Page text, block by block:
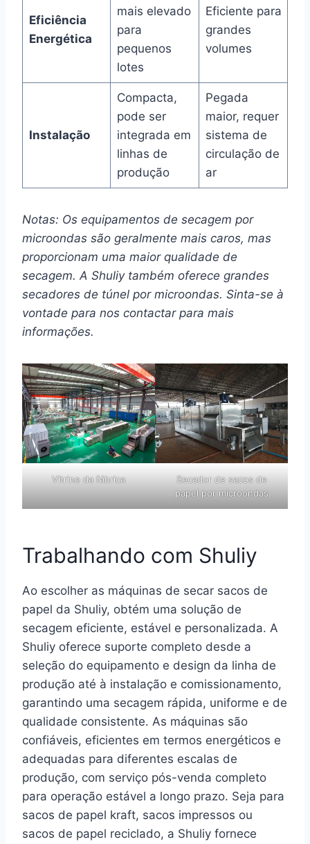
Eficiência
Energética
mais elevado
para
pequenos
lotes
Eficiente para
grandes
volumes
Instalação
Compacta,
pode ser
integrada em
linhas de
produção
Pegada
maior, requer
sistema de
circulação de
ar
Notas: Os equipamentos de secagem por
microondas são geralmente mais caros, mas
proporcionam uma maior qualidade de
secagem. A Shuliy também oferece grandes
secadores de túnel por microondas. Sinta-se à
vontade para nos contactar para mais
informações.
Vitrine da fábrica
Secador de sacos de
papel por microondas
Trabalhando com Shuliy
Ao escolher as máquinas de secar sacos de
papel da Shuliy, obtém uma solução de
secagem eficiente, estável e personalizada. A
Shuliy oferece suporte completo desde a
seleção do equipamento e design da linha de
produção até à instalação e comissionamento,
garantindo uma secagem rápida, uniforme e de
qualidade consistente. As máquinas são
confiáveis, eficientes em termos energéticos e
adequadas para diferentes escalas de
produção, com serviço pós-venda completo
para operação estável a longo prazo. Seja para
sacos de papel kraft, sacos impressos ou
sacos de papel reciclado, a Shuliy fornece